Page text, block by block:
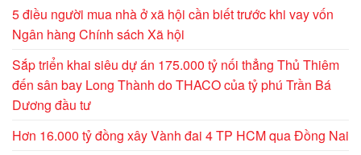
5 điều người mua nhà ở xã hội cần biết trước khi vay vốn
Ngân hàng Chính sách Xã hội
Sắp triển khai siêu dự án 175.000 tỷ nối thẳng Thủ Thiêm
đến sân bay Long Thành do THACO của tỷ phú Trần Bá
Dương đầu tư
Hơn 16.000 tỷ đồng xây Vành đai 4 TP HCM qua Đồng Nai